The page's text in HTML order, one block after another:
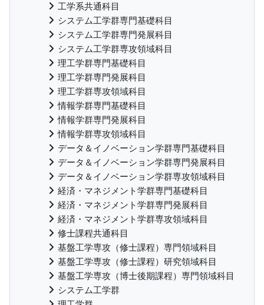
工学系共通科目
システム工学群専門基礎科目
システム工学群専門発展科目
システム工学群専攻領域科目
理工学群専門基礎科目
理工学群専門発展科目
理工学群専攻領域科目
情報学群専門基礎科目
情報学群専門発展科目
情報学群専攻領域科目
データ＆イノベーション学群専門基礎科目
データ＆イノベーション学群専門発展科目
データ＆イノベーション学群専攻領域科目
経済・マネジメント学群専門基礎科目
経済・マネジメント学群専門発展科目
経済・マネジメント学群専攻領域科目
修士課程共通科目
基盤工学専攻（修士課程）専門領域科目
基盤工学専攻（修士課程）研究領域科目
基盤工学専攻（博士後期課程）専門領域科目
システム工学群